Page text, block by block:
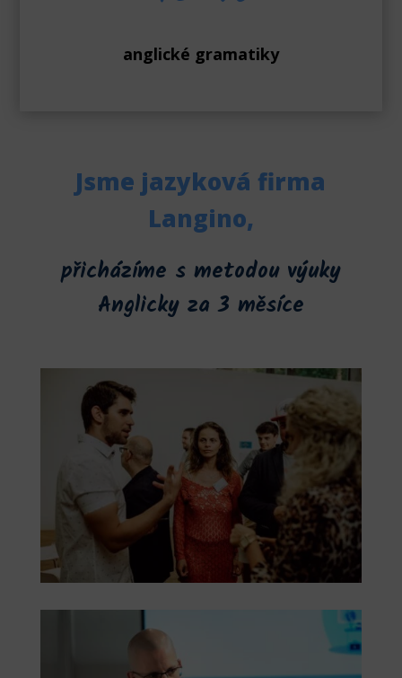
anglické gramatiky
Jsme jazyková firma
Langino,
přicházíme s metodou výuky
Anglicky za 3 měsíce